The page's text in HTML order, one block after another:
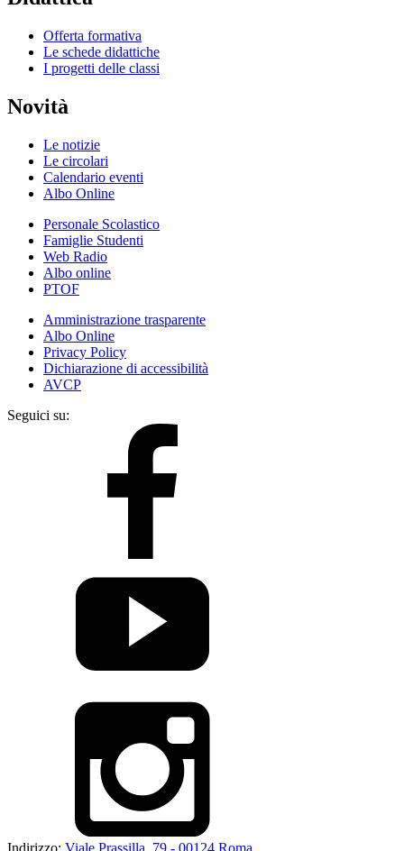
Offerta formativa
Le schede didattiche
I progetti delle classi
Novità
Le notizie
Le circolari
Calendario eventi
Albo Online
Personale Scolastico
Famiglie Studenti
Web Radio
Albo online
PTOF
Amministrazione trasparente
Albo Online
Privacy Policy
Dichiarazione di accessibilità
AVCP
Seguici su:
Indirizzo: Viale Prassilla, 79 - 00124 Roma